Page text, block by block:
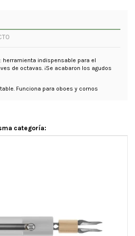
herramienta indispensable para el
de octavas. ¡Se acabaron los agudos
Funciona para oboes y cornos
categoría: